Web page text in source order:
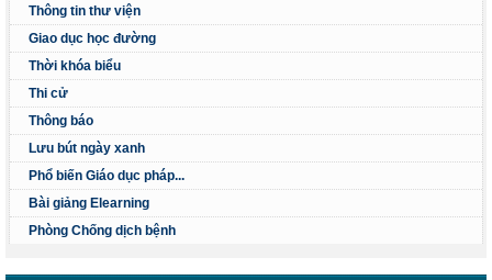
Thông tin thư viện
Giao dục học đường
Thời khóa biểu
Thi cử
Thông báo
Lưu bút ngày xanh
Phổ biến Giáo dục pháp...
Bài giảng Elearning
Phòng Chống dịch bệnh